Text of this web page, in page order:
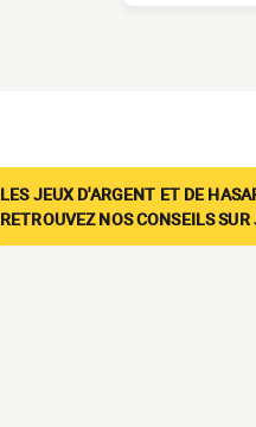
LES JEUX D'ARGENT ET DE
RETROUVEZ NOS CONSEILS